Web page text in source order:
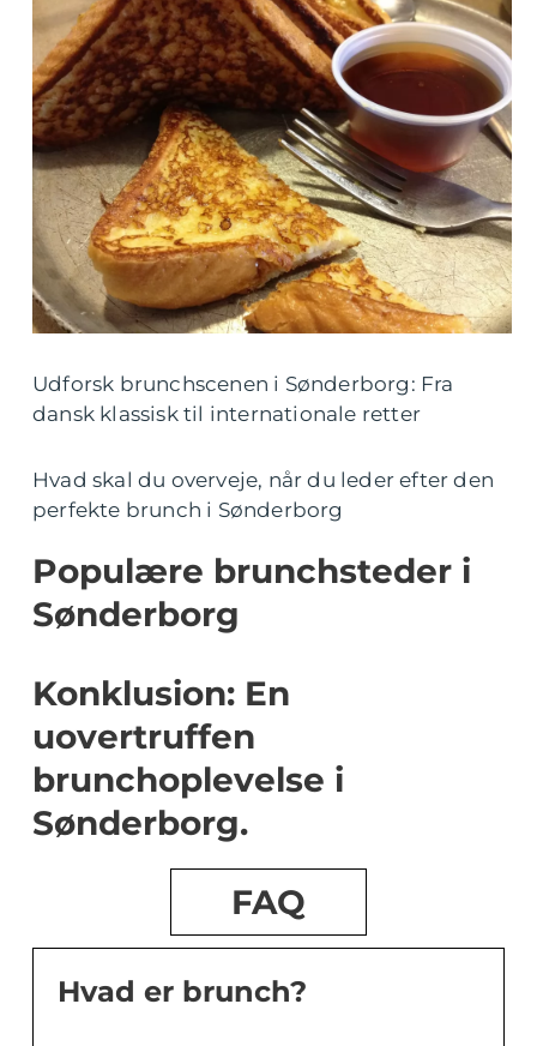
Udforsk brunchscenen i Sønderborg: Fra
dansk klassisk til internationale retter
Hvad skal du overveje, når du leder efter den
perfekte brunch i Sønderborg
Populære brunchsteder i
Sønderborg
Konklusion: En
uovertruffen
brunchoplevelse i
Sønderborg.
FAQ
Hvad er brunch?